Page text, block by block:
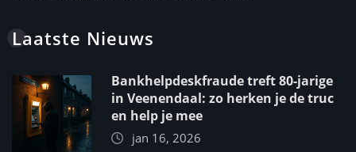
Laatste Nieuws
Bankhelpdeskfraude treft 80-jarige
in Veenendaal: zo herken je de truc
en help je mee
jan 16, 2026